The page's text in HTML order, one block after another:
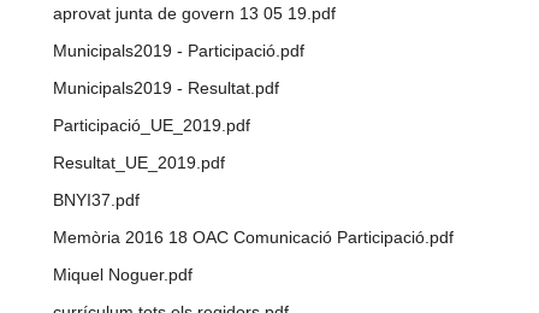
aprovat junta de govern 13 05 19.pdf
Municipals2019 - Participació.pdf
Municipals2019 - Resultat.pdf
Participació_UE_2019.pdf
Resultat_UE_2019.pdf
BNYI37.pdf
Memòria 2016 18 OAC Comunicació Participació.pdf
Miquel Noguer.pdf